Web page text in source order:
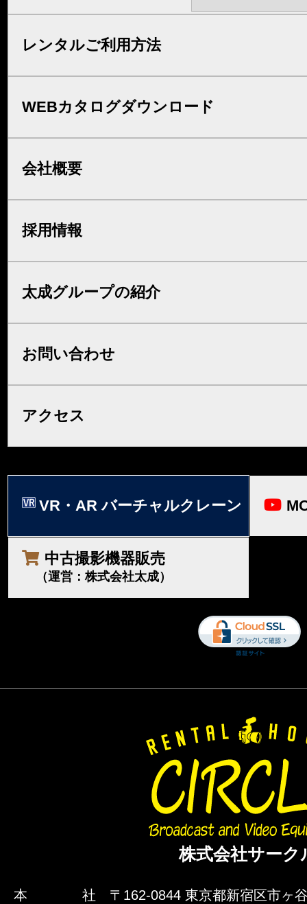
レンタルご利用方法
WEBカタログダウンロード
会社概要
採用情報
太成グループの紹介
お問い合わせ
アクセス
VR・AR バーチャルクレーン
中古撮影機器販売
（運営：株式会社太成）
株式会社サーク
本 社
〒162-0844 東京都新宿区市ヶ